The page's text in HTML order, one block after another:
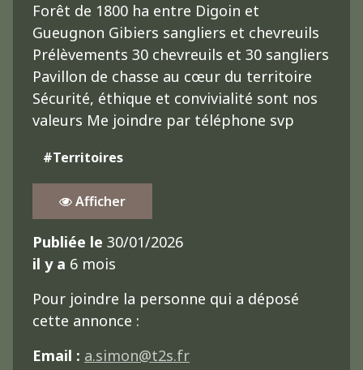
Forêt de 1800 ha entre Digoin et
Gueugnon Gibiers sangliers et chevreuils
Prélèvements 30 chevreuils et 30 sangliers
Pavillon de chasse au cœur du territoire
Sécurité, éthique et convivialité sont nos
valeurs Me joindre par téléphone svp
#Territoires
Afficher
Publiée le 30/01/2026
il y a 6 mois
Pour joindre la personne qui a déposé
cette annonce :
Email : a.simon@t2s.fr